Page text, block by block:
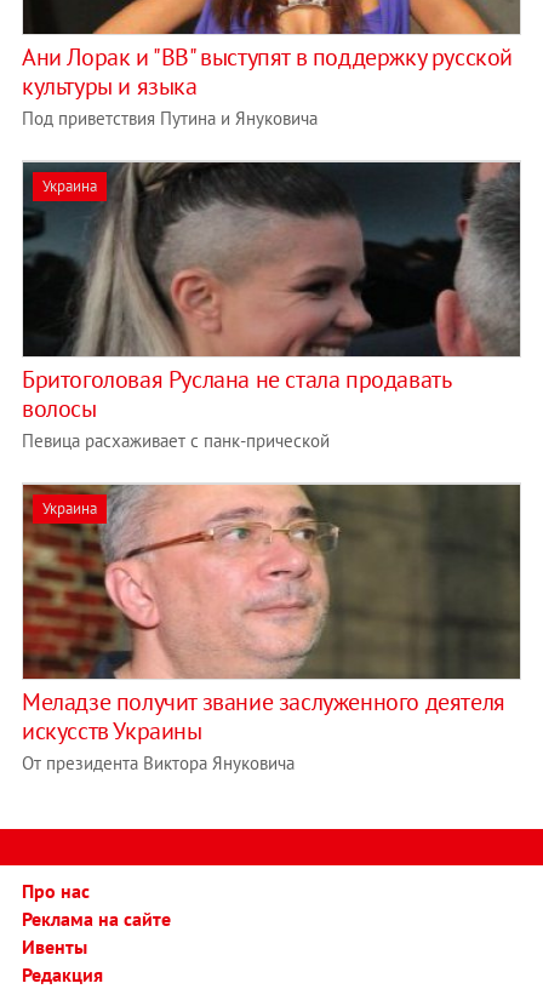
Ани Лорак и "ВВ" выступят в поддержку русской
культуры и языка
Под приветствия Путина и Януковича
Украина
Бритоголовая Руслана не стала продавать
волосы
Певица расхаживает с панк-прической
Украина
Меладзе получит звание заслуженного деятеля
искусств Украины
От президента Виктора Януковича
Про нас
Реклама на сайте
Ивенты
Редакция